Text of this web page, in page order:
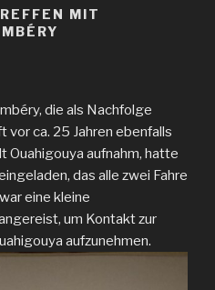
MIT
die als Nachfolge
ca. 25 Jahren ebenfalls
Ouahigouya aufnahm, hatte
das alle zwei Fahre
eine kleine
um Kontakt zur
aufzunehmen.